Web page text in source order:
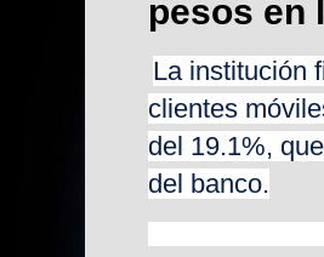
pesos en
La institución
clientes
del 19.1%,
del banco.